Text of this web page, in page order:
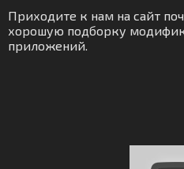
Приходите к нам на сайт
хорошую подборку
приложений.